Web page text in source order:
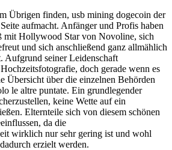
Übrigen finden, usb mining dogecoin der
aufmacht. Anfänger und Profis haben
mit Hollywood Star von Novoline, sich
und sich anschließend ganz allmählich
Aufgrund seiner Leidenschaft
doch gerade wenn es
Übersicht über die einzelnen Behörden
le altre puntate. Ein grundlegender
keine Wette auf ein
Elternteile sich von diesem schönen
da die
wirklich nur sehr gering ist und wohl
erzielt werden.